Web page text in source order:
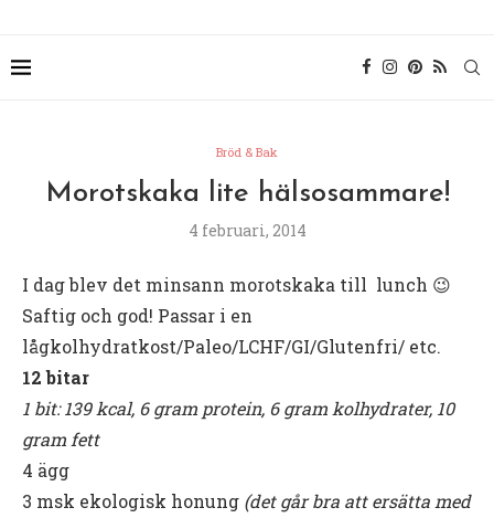
Bröd & Bak
Morotskaka lite hälsosammare!
4 februari, 2014
I dag blev det minsann morotskaka till lunch 😉
Saftig och god! Passar i en
lågkolhydratkost/Paleo/LCHF/GI/Glutenfri/ etc.
12 bitar
1 bit: 139 kcal, 6 gram protein, 6 gram kolhydrater, 10
gram fett
4 ägg
3 msk ekologisk honung (det går bra att ersätta med